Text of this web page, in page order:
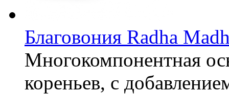
Благовония Radha
Многокомпонентная
кореньев, с